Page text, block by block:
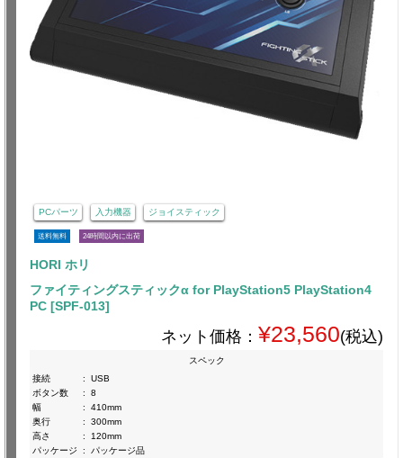
PCパーツ 入力機器 ジョイスティック
送料無料 24時間以内に出荷
HORI ホリ
ファイティングスティックα for PlayStation5 PlayStation4
PC [SPF-013]
ネット価格： ¥23,560(税込)
スペック
接続
:
USB
ボタン数
:
8
幅
:
410mm
奥行
:
300mm
高さ
:
120mm
パッケージ
: パッケージ品